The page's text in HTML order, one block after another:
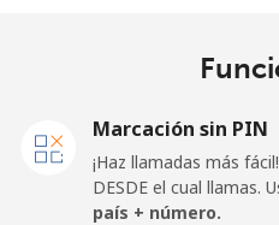
Marcación sin PIN
¡Haz llamadas más
DESDE el cual llamas.
país + número.